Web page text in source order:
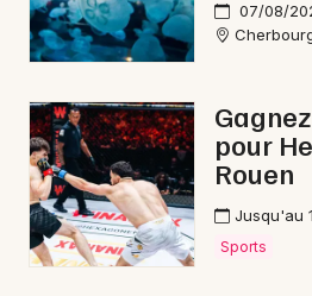
50 - Manche
Choisir mes départements
07/08/
pour
Rouen
Jusqu'au
Sports